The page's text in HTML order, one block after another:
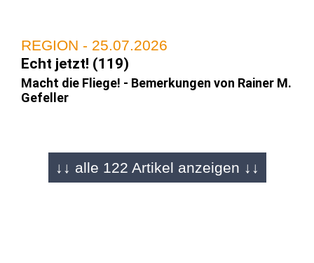
REGION - 25.07.2026
Echt jetzt! (119)
Macht die Fliege! - Bemerkungen von Rainer M.
Gefeller
REGION - 17.07.2026
Echt jetzt! (118)
↓↓ alle 122 Artikel anzeigen ↓↓